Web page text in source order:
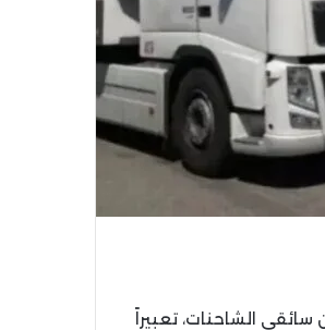
الشاحنات، تعبيراً